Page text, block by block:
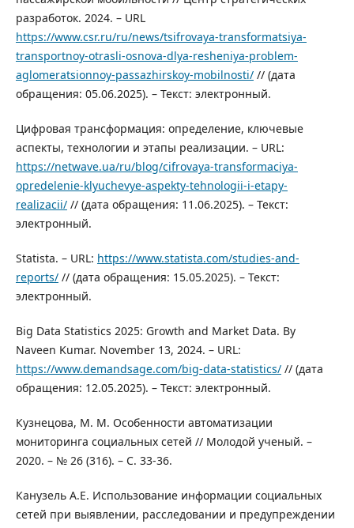
разработок. 2024. – URL
https://www.csr.ru/ru/news/tsifrovaya-transformatsiya-
transportnoy-otrasli-osnova-dlya-resheniya-problem-
aglomeratsionnoy-passazhirskoy-mobilnosti/// (дата
обращения: 05.06.2025). – Текст: электронный.
Цифровая трансформация: определение, ключевые
аспекты, технологии и этапы реализации. – URL:
https://netwave.ua/ru/blog/cifrovaya-transformaciya-
opredelenie-klyuchevye-aspekty-tehnologii-i-etapy-
realizacii/// (дата обращения: 11.06.2025). – Текст:
электронный.
Statista. – URL: https://www.statista.com/studies-and-
reports/// (дата обращения: 15.05.2025). – Текст:
электронный.
Big Data Statistics 2025: Growth and Market Data. By
Naveen Kumar. November 13, 2024. – URL:
https://www.demandsage.com/big-data-statistics/// (дата
обращения: 12.05.2025). – Текст: электронный.
Кузнецова, М. М. Особенности автоматизации
мониторинга социальных сетей // Молодой ученый. –
2020. – № 26 (316). – С. 33-36.
Канузель А.Е. Использование информации социальных
сетей при выявлении, расследовании и предупреждении